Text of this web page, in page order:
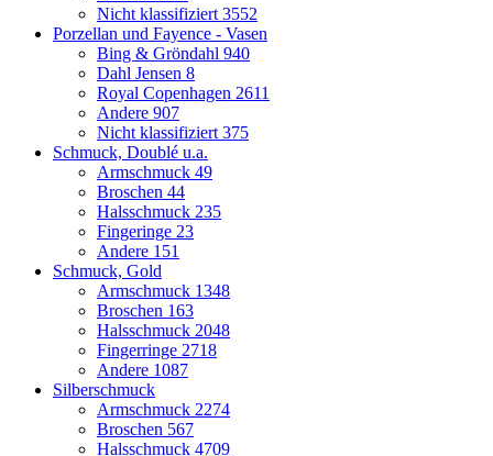
Nicht klassifiziert 3552
Porzellan und Fayence - Vasen
Bing & Gröndahl 940
Dahl Jensen 8
Royal Copenhagen 2611
Andere 907
Nicht klassifiziert 375
Schmuck, Doublé u.a.
Armschmuck 49
Broschen 44
Halsschmuck 235
Fingeringe 23
Andere 151
Schmuck, Gold
Armschmuck 1348
Broschen 163
Halsschmuck 2048
Fingerringe 2718
Andere 1087
Silberschmuck
Armschmuck 2274
Broschen 567
Halsschmuck 4709